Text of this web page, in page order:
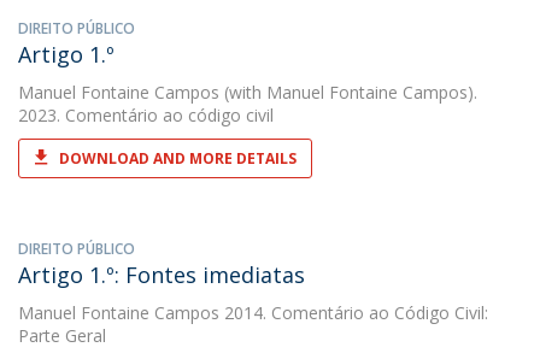
DIREITO PÚBLICO
Artigo 1.º
Manuel Fontaine Campos (with Manuel Fontaine Campos).
2023. Comentário ao código civil
DOWNLOAD AND MORE DETAILS
DIREITO PÚBLICO
Artigo 1.º: Fontes imediatas
Manuel Fontaine Campos 2014. Comentário ao Código Civil:
Parte Geral